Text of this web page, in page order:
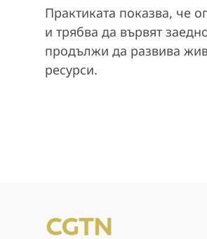
Практиката показва, че
и трябва да вървят
продължи да развива
ресурси.